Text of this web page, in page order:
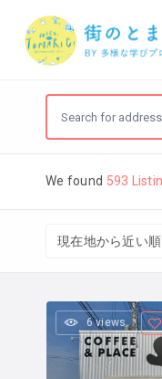
We found 593
現在地から近い順
6 views